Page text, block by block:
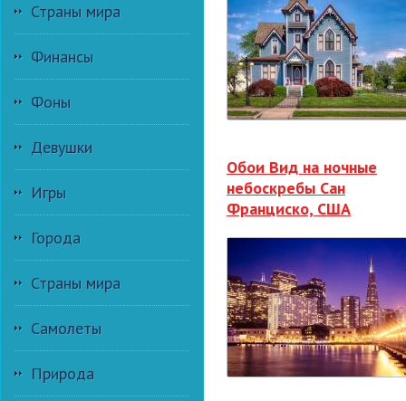
Страны мира
Финансы
Фоны
Девушки
Игры
Города
Страны мира
Самолеты
Природа
Обои Вид на ночные
небоскребы Сан
Франциско, США